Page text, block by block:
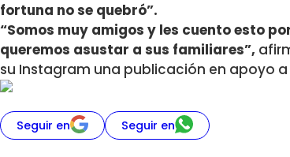
fortuna no se quebró”.
“Somos muy amigos y les cuento esto
queremos asustar a sus familiares”,
su Instagram una publicación en apoyo
Seguir en Seguir en